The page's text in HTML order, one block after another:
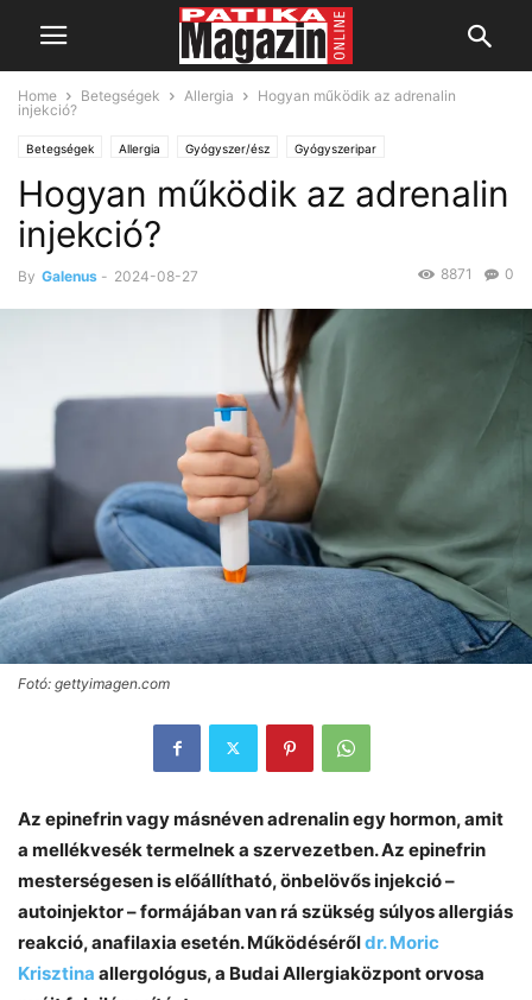
Home Betegségek Allergia
Hogyan működik az adrenalin
injekció?
Betegségek Allergia Gyógyszer/ész Gyógyszeripar
Hogyan működik az adrenalin
injekció?
By Galenus - 2024-08-27 0
8871
Fotó: gettyimagen.com
Az epinefrin vagy másnéven adrenalin egy hormon, amit
a mellékvesék termelnek a szervezetben. Az epinefrin
mesterségesen is előállítható, önbelövős injekció –
autoinjektor – formájában van rá szükség súlyos allergiás
reakció, anafilaxia esetén. Működésérőldr. Moric
Krisztina allergológus, a Budai Allergiaközpont orvosa